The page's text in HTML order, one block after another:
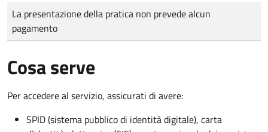
Tipo di pagamento
Importo
La presentazione della pratica non prevede alcun
pagamento
Cosa serve
Per accedere al servizio, assicurati di avere:
SPID (sistema pubblico di identità digitale), carta